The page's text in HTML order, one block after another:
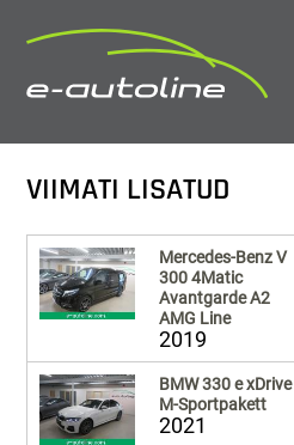
VIIMATI LISATUD
Mercedes-Benz V
300 4Matic
Avantgarde A2
AMG Line
2019
BMW 330 e xDrive
M-Sportpakett
2021